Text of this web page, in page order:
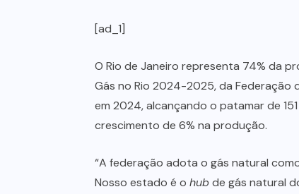
[ad_1]
O Rio de Janeiro representa 74% da
Gás no Rio 2024-2025, da Federação
em 2024, alcançando o patamar de
crescimento de 6% na produção.
“A federação adota o gás natural
Nosso estado é o hubde gás natural